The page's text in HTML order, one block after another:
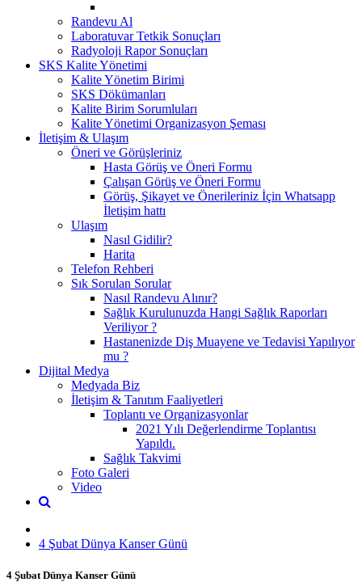
Randevu Al
Laboratuvar Tetkik Sonuçları
Radyoloji Rapor Sonuçları
SKS Kalite Yönetimi
Kalite Yönetim Birimi
SKS Dökümanları
Kalite Birim Sorumluları
Kalite Yönetimi Organizasyon Şeması
İletişim & Ulaşım
Öneri ve Görüşleriniz
Hasta Görüş ve Öneri Formu
Çalışan Görüş ve Öneri Formu
Görüş, Şikayet ve Önerileriniz İçin Whatsapp
İletişim hattı
Ulaşım
Nasıl Gidilir?
Harita
Telefon Rehberi
Sık Sorulan Sorular
Nasıl Randevu Alınır?
Sağlık Kurulunuzda Hangi Sağlık Raporları
Veriliyor ?
Hastanenizde Diş Muayene ve Tedavisi Yapılıyor
mu ?
Dijital Medya
Medyada Biz
İletişim & Tanıtım Faaliyetleri
Toplantı ve Organizasyonlar
2021 Yılı Değerlendirme Toplantısı
Yapıldı.
Sağlık Takvimi
Foto Galeri
Video
4 Şubat Dünya Kanser Günü
4 Şubat Dünya Kanser Günü